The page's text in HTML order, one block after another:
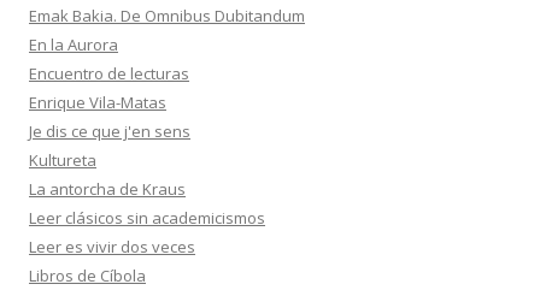
Emak Bakia. De Omnibus Dubitandum
En la Aurora
Encuentro de lecturas
Enrique Vila-Matas
Je dis ce que j'en sens
Kultureta
La antorcha de Kraus
Leer clásicos sin academicismos
Leer es vivir dos veces
Libros de Cíbola